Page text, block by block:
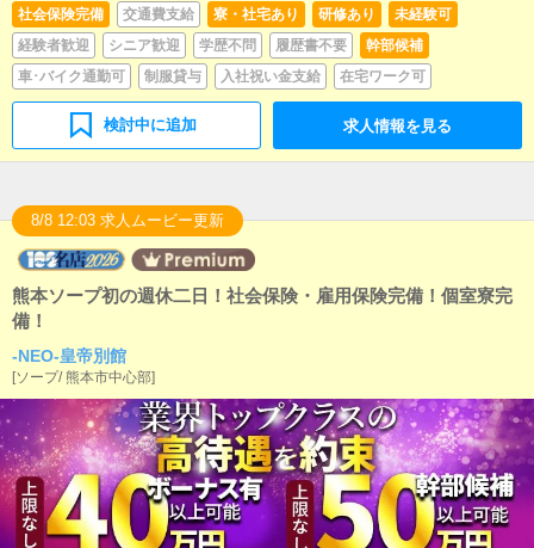
社会保険完備
交通費支給 寮・社宅あり 研修あり
未経験可
経験者歓迎
シニア歓迎 学歴不問 履歴書不要
幹部候補
車･バイク通勤可
制服貸与 入社祝い金支給 在宅ワーク可
検討中に追加 求人情報を見る
8/8 12:03 求人ムービー更新
熊本ソープ初の週休二日！社会保険・雇用保険完備！個室寮完
備！
-NEO-皇帝別館
[ソープ/熊本市中心部]